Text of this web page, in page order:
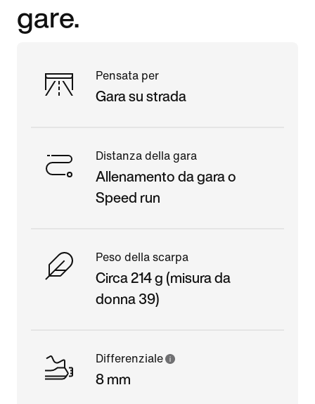
gare.
Pensata per
Gara su strada
Distanza della gara
Allenamento da gara o
Speed run
Peso della scarpa
Circa 214 g (misura da
donna 39)
Differenziale
8 mm